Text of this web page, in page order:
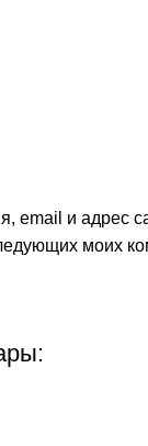
email и адрес
моих